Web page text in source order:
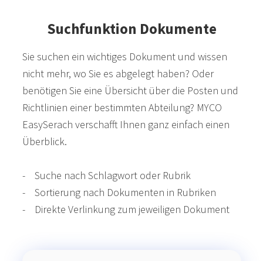
Suchfunktion Dokumente
Sie suchen ein wichtiges Dokument und wissen
nicht mehr, wo Sie es abgelegt haben? Oder
benötigen Sie eine Übersicht über die Posten und
Richtlinien einer bestimmten Abteilung? MYCO
EasySerach verschafft Ihnen ganz einfach einen
Überblick.
- Suche nach Schlagwort oder Rubrik
- Sortierung nach Dokumenten in Rubriken
- Direkte Verlinkung zum jeweiligen Dokument